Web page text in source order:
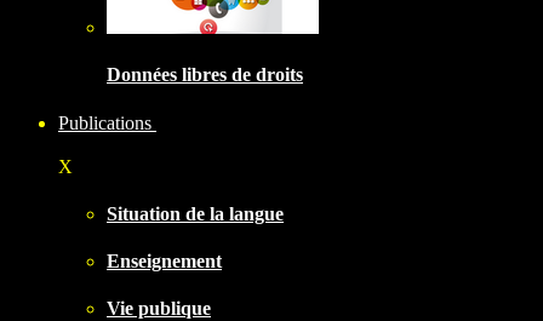
Données libres de droits
Publications
X
Situation de la langue
Enseignement
Vie publique